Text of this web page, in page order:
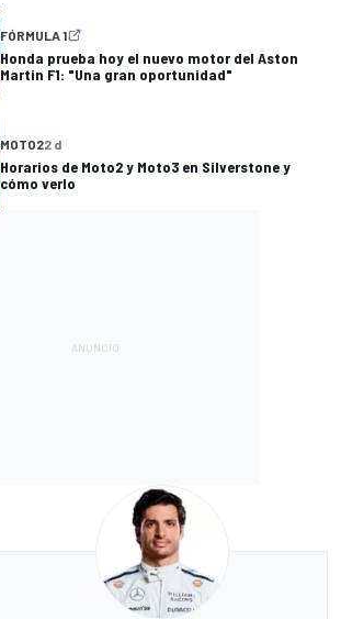
FÓRMULA 1
Honda prueba hoy el nuevo motor del Aston
Martin F1: "Una gran oportunidad"
MOTO22 d
Horarios de Moto2 y Moto3 en Silverstone y
cómo verlo